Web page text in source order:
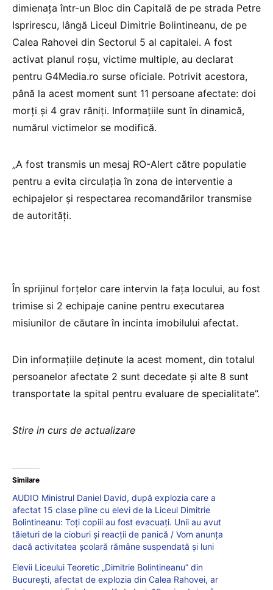
dimienața într-un Bloc din Capitală de pe strada Petre
Isprirescu, lângă Liceul Dimitrie Bolintineanu, de pe
Calea Rahovei din Sectorul 5 al capitalei. A fost
activat planul roșu, victime multiple, au declarat
pentru G4Media.ro surse oficiale. Potrivit acestora,
până la acest moment sunt 11 persoane afectate: doi
morți și 4 grav răniți. Informațiile sunt în dinamică,
numărul victimelor se modifică.
„A fost transmis un mesaj RO-Alert către populatie
pentru a evita circulația în zona de interventie a
echipajelor și respectarea recomandărilor transmise
de autorități.
În sprijinul forțelor care intervin la fața locului, au fost
trimise si 2 echipaje canine pentru executarea
misiunilor de căutare în incinta imobilului afectat.
Din informațiile deținute la acest moment, din totalul
persoanelor afectate 2 sunt decedate și alte 8 sunt
transportate la spital pentru evaluare de specialitate”.
Stire in curs de actualizare
Similare
AUDIO Ministrul Daniel David, după explozia care a
afectat 15 clase pline cu elevi de la Liceul Dimitrie
Bolintineanu: Toți copiii au fost evacuați. Unii au avut
tăieturi de la cioburi și reacții de panică / Vom anunța
dacă activitatea școlară rămâne suspendată și luni
Elevii Liceului Teoretic „Dimitrie Bolintineanu” din
București, afectat de explozia din Calea Rahovei, ar